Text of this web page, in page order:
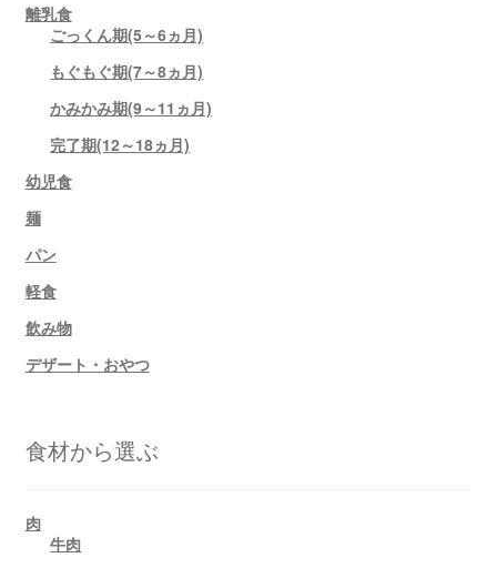
離乳食
ごっくん期(5～6ヵ月)
もぐもぐ期(7～8ヵ月)
かみかみ期(9～11ヵ月)
完了期(12～18ヵ月)
幼児食
麺
パン
軽食
飲み物
デザート・おやつ
食材から選ぶ
肉
牛肉